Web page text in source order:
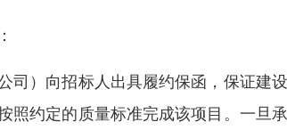
司）向招标人出具履约保函，保证建
照约定的质量标准完成该项目。一旦